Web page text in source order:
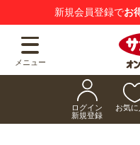
新規会員登録でお
メニュー
ログイン
新規登録
お気に